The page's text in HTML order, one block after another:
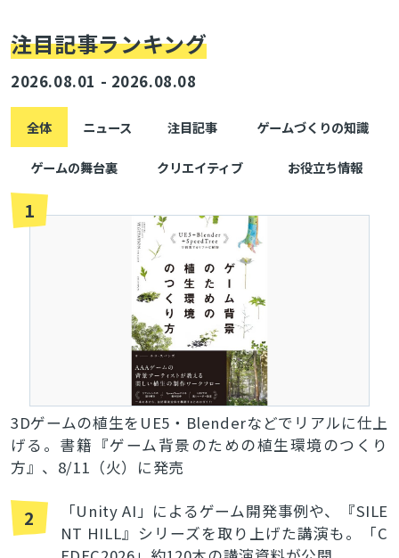
注目記事ランキング
2026.08.01 - 2026.08.08
全体 ニュース 注目記事 ゲームづくりの知識
ゲームの舞台裏 クリエイティブ お役立ち情報
1
3Dゲームの植生をUE5・Blenderなどでリアルに仕上
げる。書籍『ゲーム背景のための植生環境のつくり
方』、8/11（火）に発売
2
「Unity AI」によるゲーム開発事例や、『SILE
NT HILL』シリーズを取り上げた講演も。「C